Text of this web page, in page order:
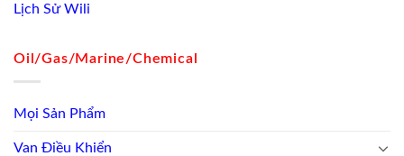
Lịch Sử Wili
Oil/Gas/Marine/Chemical
Mọi Sản Phẩm
Van Điều Khiển